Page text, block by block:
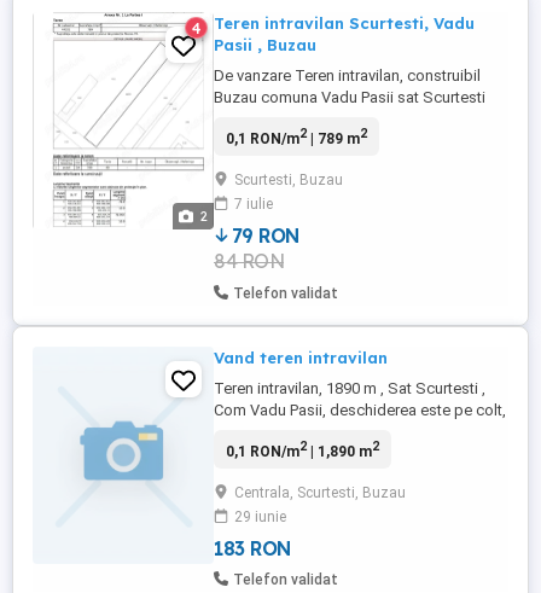
2
4
Teren intravilan Scurtesti, Vadu
Pasii , Buzau
De vanzare Teren intravilan, construibil
Buzau comuna Vadu Pasii sat Scurtesti
deschidere 10m, apa,curent in fata locatiei
0,1 RON/m2| 789 m2
Scurtesti, Buzau
7 iulie
79 RON
84 RON
Telefon validat
Vand teren intravilan
Teren intravilan, 1890 m , Sat Scurtesti ,
Com Vadu Pasii, deschiderea este pe colt,
0,1 RON/m2| 1,890 m2
Centrala, Scurtesti, Buzau
29 iunie
183 RON
Telefon validat